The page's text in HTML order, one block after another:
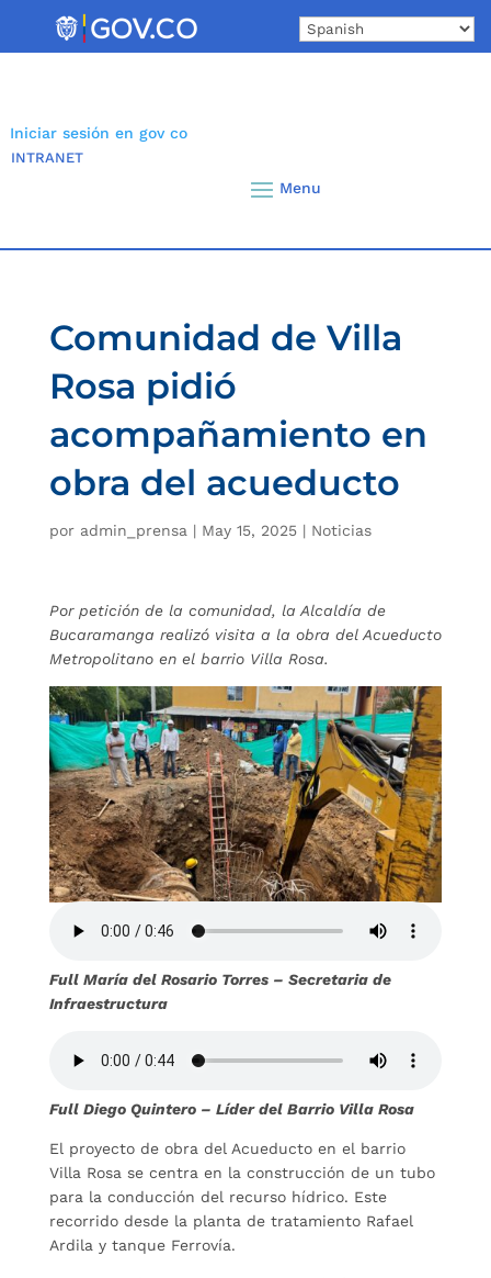
Iniciar sesión en gov co
INTRANET
Comunidad de Villa
Rosa pidió
acompañamiento en
obra del acueducto
por admin_prensa | May 15, 2025| Noticias
Por petición de la comunidad, la Alcaldía de
Bucaramanga realizó visita a la obra del Acueducto
Metropolitano en el barrio Villa Rosa.
Full María del Rosario Torres – Secretaria de
Infraestructura
Full Diego Quintero – Líder del Barrio Villa Rosa
El proyecto de obra del Acueducto en el barrio
Villa Rosa se centra en la construcción de un tubo
para la conducción del recurso hídrico. Este
recorrido desde la planta de tratamiento Rafael
Ardila y tanque Ferrovía.